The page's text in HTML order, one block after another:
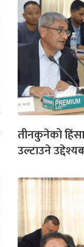
तीनकुनेको
उल्टाउने